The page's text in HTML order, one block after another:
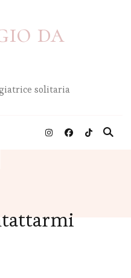
da
solitaria